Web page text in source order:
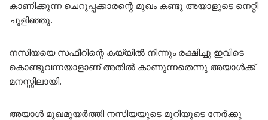
കാണിക്കുന്ന ചെറുപ്പക്കാരന്റെ മുഖം കണ്ടു അയാളുടെ നെറ്റി
ചുളിഞ്ഞു.
നസിയയെ സഫീറിന്റെ കയ്യിൽ നിന്നും രക്ഷിച്ചു ഇവിടെ
കൊണ്ടുവന്നയാളാണ് അതിൽ കാണുന്നതെന്നു അയാൾക്ക്‌
മനസ്സിലായി.
അയാൾ മുഖമുയർത്തി നസിയയുടെ മുറിയുടെ നേർക്കു